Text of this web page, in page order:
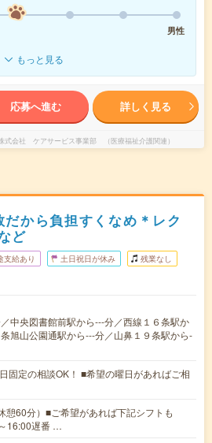
男性
もっと見る
応募へ進む 詳しく見る
式会社 ケアサービス事業部 （医療福祉介護関連）
だから負担すくなめ＊レク
ど
支給あり 土日祝日が休み 残業なし
中央図書館前駅から---分／西線１６条駅か
旭山公園通駅から---分／山鼻１９条駅から-
固定の相談OK！ ■希望の曜日があればご相
憩60分）■ご希望があれば下記シフトも
16:00遅番 …